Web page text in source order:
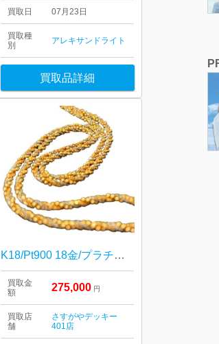
買取日 07月23日
買取種
別
アレキサンドライト
買取品詳細
K18/Pt900 18金/プラチナ900 コラボネックレス
買取金
額
275,000 円
買取店
舗
さすがやデッキー
401店